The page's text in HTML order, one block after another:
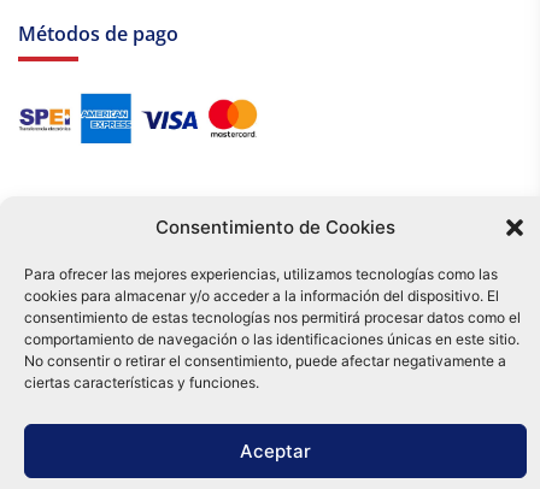
Consentimiento de Cookies
Para ofrecer las mejores experiencias, utilizamos tecnologías como las
cookies para almacenar y/o acceder a la información del dispositivo. El
consentimiento de estas tecnologías nos permitirá procesar datos como el
comportamiento de navegación o las identificaciones únicas en este sitio.
No consentir o retirar el consentimiento, puede afectar negativamente a
ciertas características y funciones.
Aceptar
Métodos de pago
Tu compra es respaldada por nuestro certificado SSL y operada bajo las
mejores prácticas de seguridad.
Distribuidora Tamex - México
e-commerce